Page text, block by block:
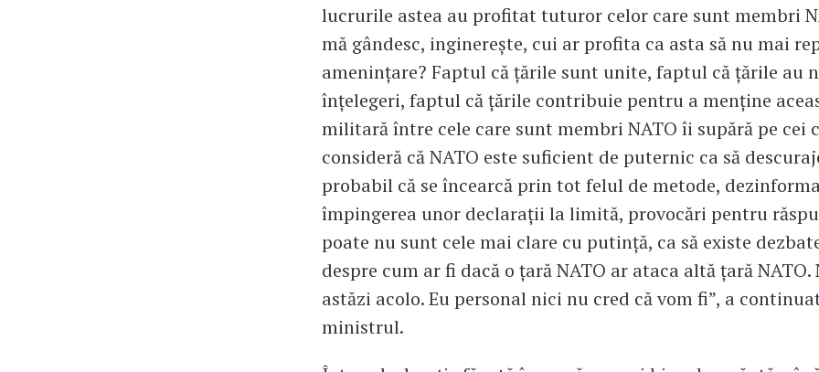
lucrurile astea au profitat tuturor celor care sunt membri
mă gândesc, inginerește, cui ar profita ca asta să nu mai
amenințare? Faptul că țările sunt unite, faptul că țările au
înțelegeri, faptul că țările contribuie pentru a menține
militară între cele care sunt membri NATO îi supără pe cei
consideră că NATO este suficient de puternic ca să
probabil că se încearcă prin tot felul de metode,
împingerea unor declarații la limită, provocări pentru
poate nu sunt cele mai clare cu putință, ca să existe
despre cum ar fi dacă o țară NATO ar ataca altă țară
astăzi acolo. Eu personal nici nu cred că vom fi”, a
ministrul.